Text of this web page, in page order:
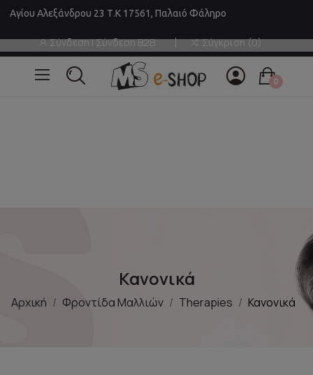
Αγίου Αλεξάνδρου 23 Τ.Κ 17561, Παλαιό Φάληρο
Σύνδεση | Σύνδεση B2B Σύγκριση 0
0
Κανονικά
Αρχική Φροντίδα Μαλλιών Therapies Κανονικά